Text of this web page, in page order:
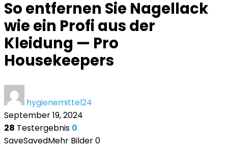
So entfernen Sie Nagellack
wie ein Profi aus der
Kleidung — Pro
Housekeepers
hygienemittel24
September 19, 2024
28 Testergebnis 0
SaveSavedMehr Bilder0